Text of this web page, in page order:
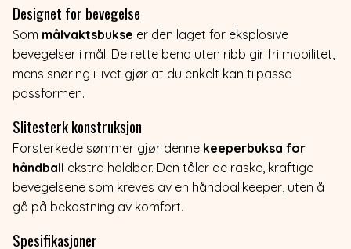
Designet for bevegelse
Som målvaktsbukse er den laget for eksplosive
bevegelser i mål. De rette bena uten ribb gir fri mobilitet,
mens snøring i livet gjør at du enkelt kan tilpasse
passformen.
Slitesterk konstruksjon
Forsterkede sømmer gjør denne keeperbuksa for
håndball ekstra holdbar. Den tåler de raske, kraftige
bevegelsene som kreves av en håndballkeeper, uten å
gå på bekostning av komfort.
Spesifikasjoner